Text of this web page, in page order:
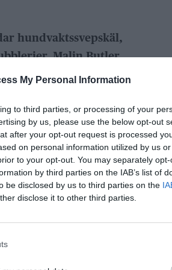
My Personal Information
to third parties, or processing of your
by us, please use the below opt-out
after your opt-out request is processed
on personal information utilized by us
to your opt-out. You may separately
by third parties on the IAB’s list of
be disclosed by us to third parties on the
disclose it to other third parties.
hundvaktssvepskäl,
Malin Butler
– medan Nicklas
om Norrtälje, är tonen
inleder med att be om
man med någon som är
framkommer det att han
Hamnkalaset
någon av
upptagen med